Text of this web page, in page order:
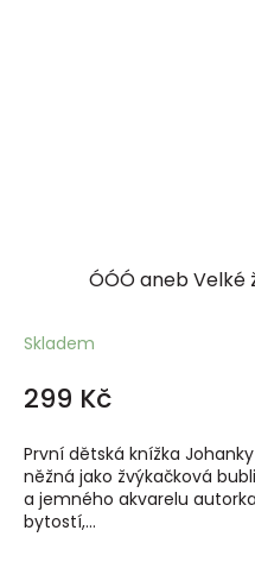
ÓÓÓ aneb
Skladem
299 Kč
První dětská knížka
něžná jako žvýkačková
a jemného akvarelu
bytostí,...